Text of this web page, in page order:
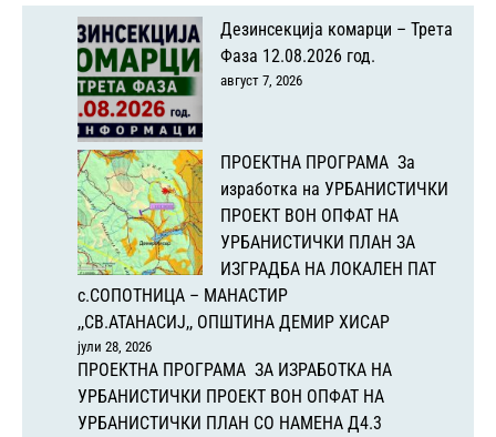
Дезинсекција комарци – Трета
Фаза 12.08.2026 год.
август 7, 2026
ПРОЕКТНА ПРОГРАМА За
изработка на УРБАНИСТИЧКИ
ПРОЕКТ ВОН ОПФАТ НА
УРБАНИСТИЧКИ ПЛАН ЗА
ИЗГРАДБА НА ЛОКАЛЕН ПАТ
с.СОПОТНИЦА – МАНАСТИР
,,СВ.АТАНАСИЈ,, ОПШТИНА ДЕМИР ХИСАР
јули 28, 2026
ПРОЕКТНА ПРОГРАМА ЗА ИЗРАБОТКА НА
УРБАНИСТИЧКИ ПРОЕКТ ВОН ОПФАТ НА
УРБАНИСТИЧКИ ПЛАН СО НАМЕНА Д4.3